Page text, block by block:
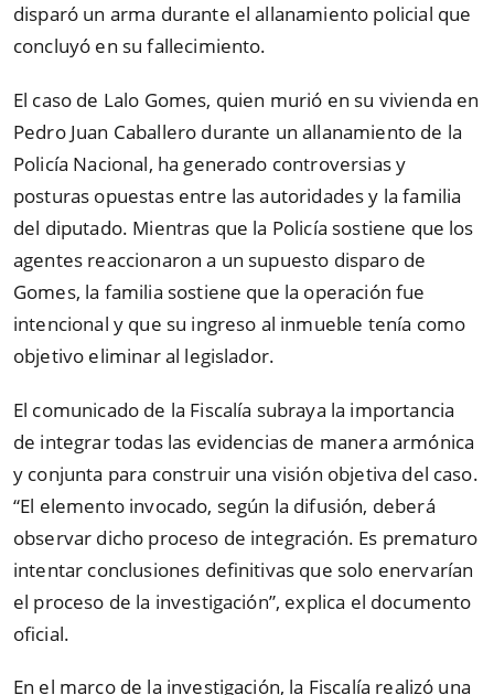
disparó un arma durante el allanamiento policial que
concluyó en su fallecimiento.
El caso de Lalo Gomes, quien murió en su vivienda en
Pedro Juan Caballero durante un allanamiento de la
Policía Nacional, ha generado controversias y
posturas opuestas entre las autoridades y la familia
del diputado. Mientras que la Policía sostiene que los
agentes reaccionaron a un supuesto disparo de
Gomes, la familia sostiene que la operación fue
intencional y que su ingreso al inmueble tenía como
objetivo eliminar al legislador.
El comunicado de la Fiscalía subraya la importancia
de integrar todas las evidencias de manera armónica
y conjunta para construir una visión objetiva del caso.
“El elemento invocado, según la difusión, deberá
observar dicho proceso de integración. Es prematuro
intentar conclusiones definitivas que solo enervarían
el proceso de la investigación”, explica el documento
oficial.
En el marco de la investigación, la Fiscalía realizó una